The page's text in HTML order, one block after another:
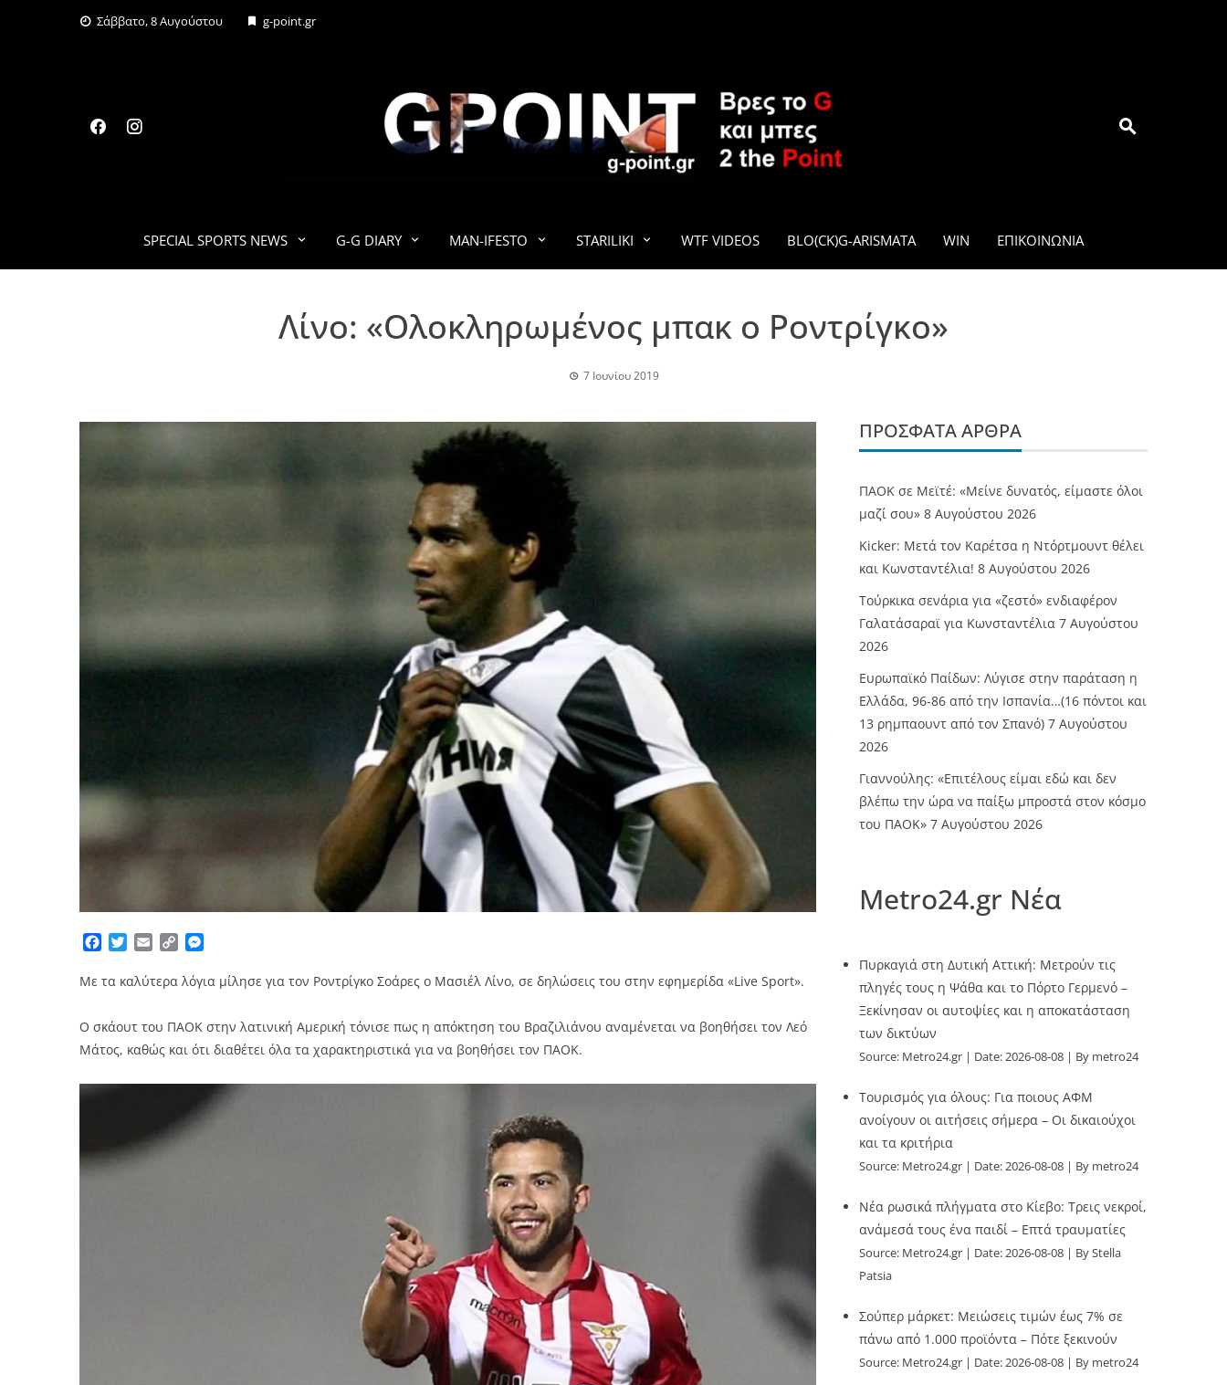
Σάββατο, 8 Αυγούστου g-point.gr
G-POINT.GR
SPECIAL SPORTS NEWS G-G DIARY MAN-IFESTO STARILIKI WTF VIDEOS BLO(CK)G-ARISMATA WIN ΕΠΙΚΟΙΝΩΝΊΑ
Λίνο: «Ολοκληρωμένος μπακ ο Ροντρίγκο»
7 Ιουνίου 2019
Facebook
TwitterEmailCopy
Με τα καλύτερα λόγια μίλησε για τον Ροντρίγκο Σοάρες ο Μασιέλ Λίνο, σε δηλώσεις του στην εφημερίδα «Live Sport».
Ο σκάουτ του ΠΑΟΚ στην λατινική Αμερική τόνισε πως η απόκτηση του Βραζιλιάνου αναμένεται να βοηθήσει τον Λεό
Μάτος, καθώς και ότι διαθέτει όλα τα χαρακτηριστικά για να βοηθήσει τον ΠΑΟΚ.
ΠΡΌΣΦΑΤΑ ΆΡΘΡΑ
ΠΑΟΚ σε Μεϊτέ: «Μείνε δυνατός, είμαστε όλοι
μαζί σου» 8 Αυγούστου 2026
Kicker: Μετά τον Καρέτσα η Ντόρτμουντ θέλει
και Κωνσταντέλια! 8 Αυγούστου 2026
Τούρκικα σενάρια για «ζεστό» ενδιαφέρον
Γαλατάσαραϊ για Κωνσταντέλια 7 Αυγούστου
2026
Ευρωπαϊκό Παίδων: Λύγισε στην παράταση η
Ελλάδα, 96-86 από την Ισπανία…(16 πόντοι και
13 ρημπαουντ από τον Σπανό) 7 Αυγούστου
2026
Γιαννούλης: «Επιτέλους είμαι εδώ και δεν
βλέπω την ώρα να παίξω μπροστά στον κόσμο
του ΠΑΟΚ» 7 Αυγούστου 2026
Metro24.gr Νέα
Πυρκαγιά στη Δυτική Αττική: Μετρούν τις
πληγές τους η Ψάθα και το Πόρτο Γερμενό –
Ξεκίνησαν οι αυτοψίες και η αποκατάσταση
των δικτύων
Source: Metro24.gr Date: 2026-08-08 By metro24
Τουρισμός για όλους: Για ποιους ΑΦΜ
ανοίγουν οι αιτήσεις σήμερα – Οι δικαιούχοι
και τα κριτήρια
Source: Metro24.gr Date: 2026-08-08 By metro24
Νέα ρωσικά πλήγματα στο Κίεβο: Τρεις νεκροί,
ανάμεσά τους ένα παιδί – Επτά τραυματίες
Source: Metro24.gr Date: 2026-08-08
By Stella
Patsia
Σούπερ μάρκετ: Μειώσεις τιμών έως 7% σε
πάνω από 1.000 προϊόντα – Πότε ξεκινούν
Source: Metro24.gr Date: 2026-08-08 By metro24